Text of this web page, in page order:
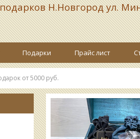
Н.Новгород ул.
Подарки Прайс лист
от 5000 руб.